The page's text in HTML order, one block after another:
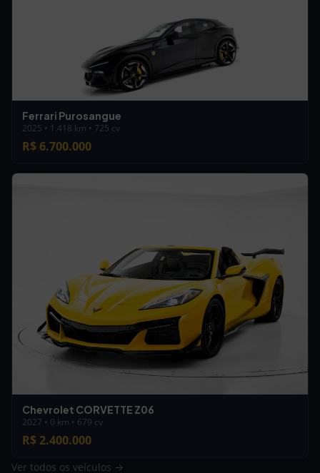
Ferrari Purosangue
2025 • 1.418 km • 725 cv
R$ 6.700.000
Chevrolet CORVETTE Z06
2027 • 0 km • 679 cv
R$ 2.400.000
Ver todos os veículos →